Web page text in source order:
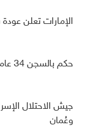
الإمارات تعلن
حكم بالسجن 34 عاماً على سعودية بسبب تغريدات على تويتر
جيش الاحتلال
وعُمان